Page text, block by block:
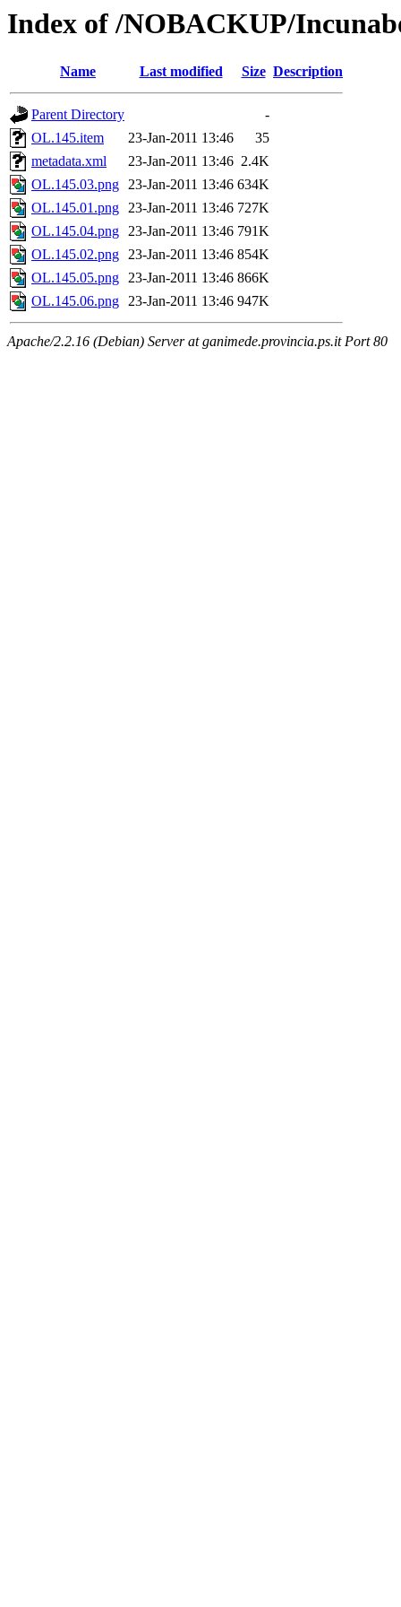
Index of /NOBACKUP/
Name Last modified Size Description
Parent Directory
-
OL.145.item
23-Jan-2011 13:46
35
metadata.xml
23-Jan-2011 13:46 2.4K
OL.145.03.png 23-Jan-2011 13:46 634K
OL.145.01.png 23-Jan-2011 13:46 727K
OL.145.04.png 23-Jan-2011 13:46 791K
OL.145.02.png 23-Jan-2011 13:46 854K
OL.145.05.png 23-Jan-2011 13:46 866K
OL.145.06.png 23-Jan-2011 13:46 947K
Apache/2.2.16 (Debian) Server at ganimede.provincia.ps.it Port 80